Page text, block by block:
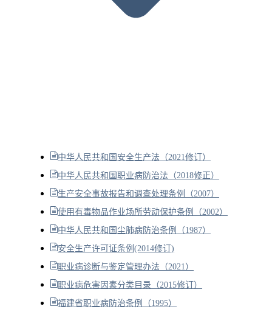
中华人民共和国安全生产法（2021修订）
中华人民共和国职业病防治法（2018修正）
生产安全事故报告和调查处理条例（2007）
使用有毒物品作业场所劳动保护条例（2002）
中华人民共和国尘肺病防治条例（1987）
安全生产许可证条例(2014修订)
职业病诊断与鉴定管理办法（2021）
职业病危害因素分类目录（2015修订）
福建省职业病防治条例（1995）